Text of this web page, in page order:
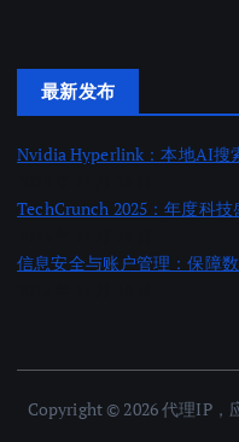
最新发布
Nvidia Hyperlink：本地AI搜
TechCrunch 2025：年度科
信息安全与账户管理：保障
Copyright © 2026 代理IP，